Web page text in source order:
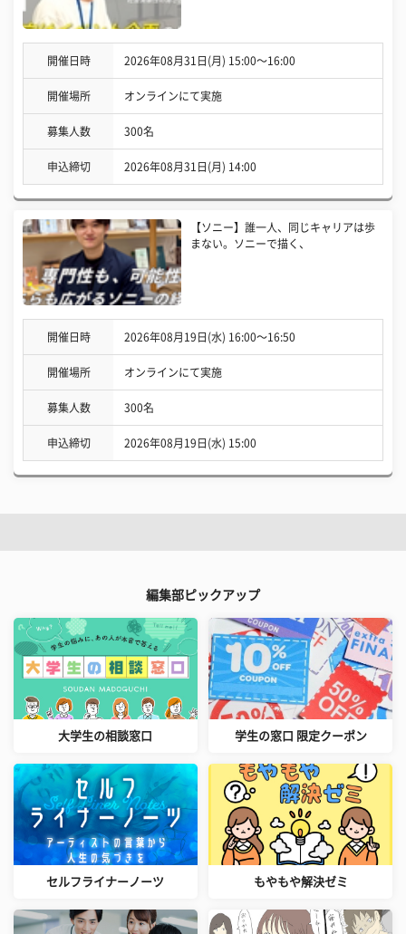
開催日時 2026年08月31日(月) 15:00〜16:00
開催場所 オンラインにて実施
募集人数 300名
申込締切 2026年08月31日(月) 14:00
【ソニー】誰一人、同じキャリアは歩
まない。ソニーで描く、
開催日時 2026年08月19日(水) 16:00〜16:50
開催場所 オンラインにて実施
募集人数 300名
申込締切 2026年08月19日(水) 15:00
編集部ピックアップ
大学生の相談窓口 学生の窓口 限定クーポン
セルフライナーノーツ もやもや解決ゼミ